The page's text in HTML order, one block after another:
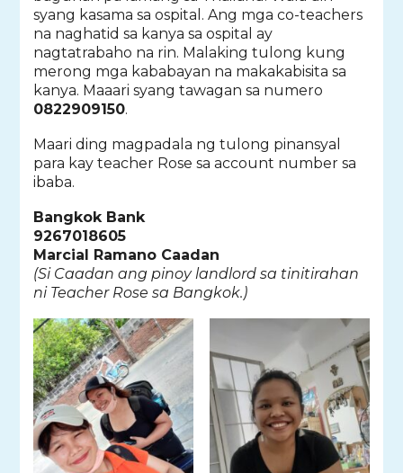
syang kasama sa ospital. Ang mga co-teachers
na naghatid sa kanya sa ospital ay
nagtatrabaho na rin. Malaking tulong kung
merong mga kababayan na makakabisita sa
kanya. Maaari syang tawagan sa numero
0822909150.
Maari ding magpadala ng tulong pinansyal
para kay teacher Rose sa account number sa
ibaba.
Bangkok Bank
9267018605
Marcial Ramano Caadan
(Si Caadan ang pinoy landlord sa tinitirahan
ni Teacher Rose sa Bangkok.)